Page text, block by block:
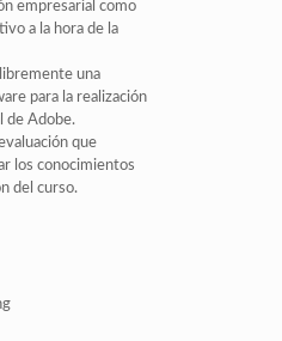
empresarial como
a la hora de la
una
para la realización
de Adobe.
que
los conocimientos
del curso.